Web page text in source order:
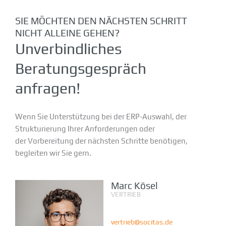
SIE MÖCHTEN DEN NÄCHSTEN SCHRITT
NICHT ALLEINE GEHEN?
Unverbindliches
Beratungsgespräch
anfragen!
Wenn Sie Unterstützung bei der ERP-Auswahl, der
Strukturierung Ihrer Anforderungen oder
der Vorbereitung der nächsten Schritte benötigen,
begleiten wir Sie gern.
Marc Kösel
VERTRIEB
vertrieb@socitas.de